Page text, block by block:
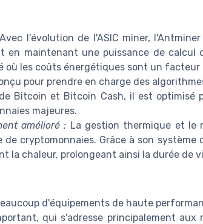
l'évolution de l'ASIC miner,
en maintenant une puissance de calcul
où les coûts énergétiques sont un facteur
pour prendre en charge des
Bitcoin et Bitcoin Cash, il est optimisé
majeures.
amélioré : La gestion thermique et le
de cryptomonnaies. Grâce à son
la chaleur, prolongeant ainsi la durée de
d'équipements de haute
qui s'adresse principalement aux